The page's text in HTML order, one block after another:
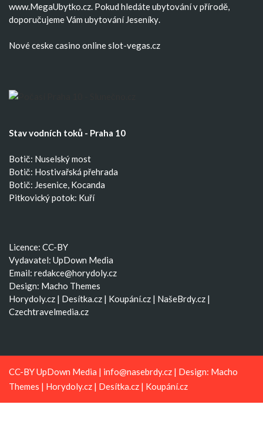
www.MegaUbytko.cz. Pokud hledáte ubytování v přírodě,
doporučujeme Vám ubytování Jeseníky.
Nové ceske casino online slot-vegas.cz
Stav vodních toků - Praha 10
Botič: Nuselský most
Botič: Hostivařská přehrada
Botič: Jesenice, Kocanda
Pitkovický potok: Kuří
Licence: CC-BY
Vydavatel: UpDown Media
Email: redakce@horydoly.cz
Design: Macho Themes
Horydoly.cz | Desítka.cz | Koupání.cz | NašeBrdy.cz |
Czechtravelmedia.cz
CC-BY UpDown Media | info@nasebrdy.cz | Design: Macho
Themes | Horydoly.cz | Desítka.cz | Koupání.cz